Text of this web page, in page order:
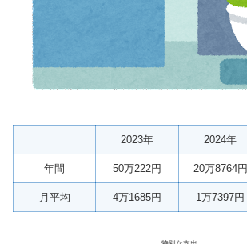
2023年 2024年
年間 50万222円 20万8764円
月平均 4万1685円 1万7397円